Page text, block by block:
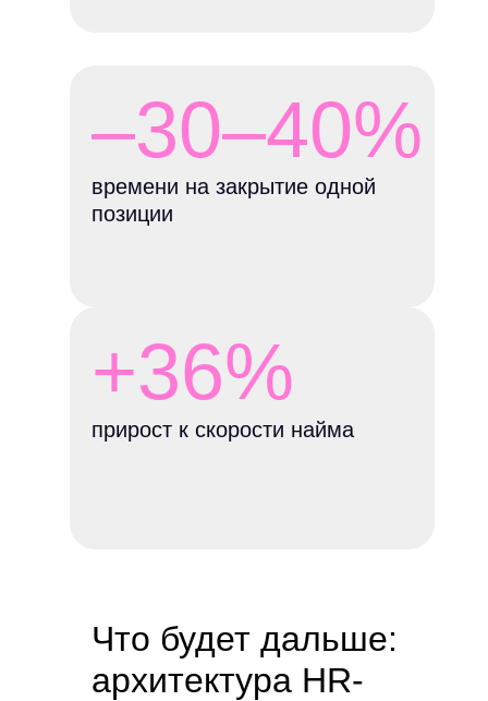
–30–40%
времени на закрытие одной
позиции
+36%
прирост к скорости найма
Что будет дальше:
архитектура HR-